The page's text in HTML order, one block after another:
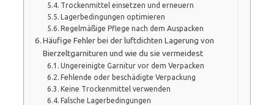
Trockenmittel einsetzen und erneuern
Lagerbedingungen optimieren
Regelmäßige Pflege nach dem Auspacken
Häufige Fehler bei der luftdichten Lagerung von
Bierzeltgarnituren und wie du sie vermeidest
Ungereinigte Garnitur vor dem Verpacken
Fehlende oder beschädigte Verpackung
Keine Trockenmittel verwenden
Falsche Lagerbedingungen